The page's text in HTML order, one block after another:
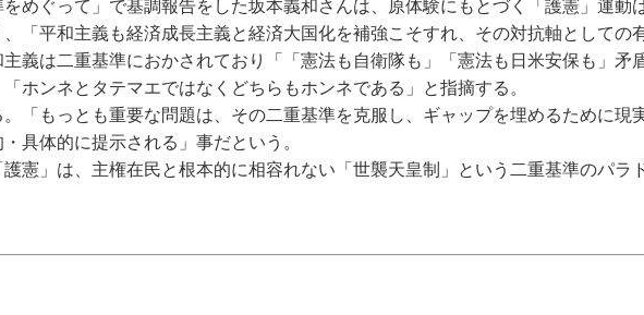
めぐって」で基調報告をした坂本義和さんは、原体験にもとづく「護憲」運動
「平和主義も経済成長主義と経済大国化を補強こそすれ、その対抗軸としての
義は二重基準におかされており「「憲法も自衛隊も」「憲法も日米安保も」矛
ホンネとタテマエではなくどちらもホンネである」と指摘する。
「もっとも重要な問題は、その二重基準を克服し、ギャップを埋めるために現
具体的に提示される」事だという。
憲」は、主権在民と根本的に相容れない「世襲天皇制」という二重基準のパラ